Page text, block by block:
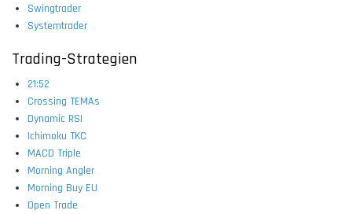
Swingtrader
Systemtrader
Trading-Strategien
21:52
Crossing TEMAs
Dynamic RSI
Ichimoku TKC
MACD Triple
Morning Angler
Morning Buy EU
Open Trade